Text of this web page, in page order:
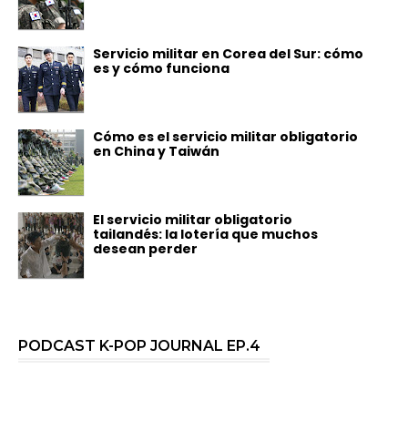
Servicio militar en Corea del Sur: cómo
es y cómo funciona
Cómo es el servicio militar obligatorio
en China y Taiwán
El servicio militar obligatorio
tailandés: la lotería que muchos
desean perder
PODCAST K-POP JOURNAL EP.4